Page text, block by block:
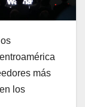
más
los